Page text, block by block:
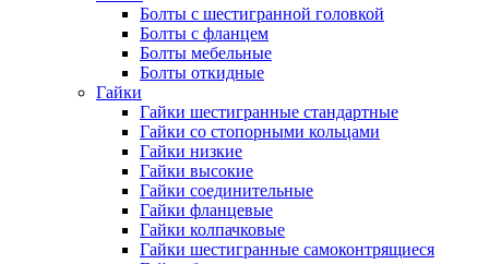
Болты с шестигранной головкой
Болты с фланцем
Болты мебельные
Болты откидные
Гайки
Гайки шестигранные стандартные
Гайки со стопорными кольцами
Гайки низкие
Гайки высокие
Гайки соединительные
Гайки фланцевые
Гайки колпачковые
Гайки шестигранные самоконтрящиеся